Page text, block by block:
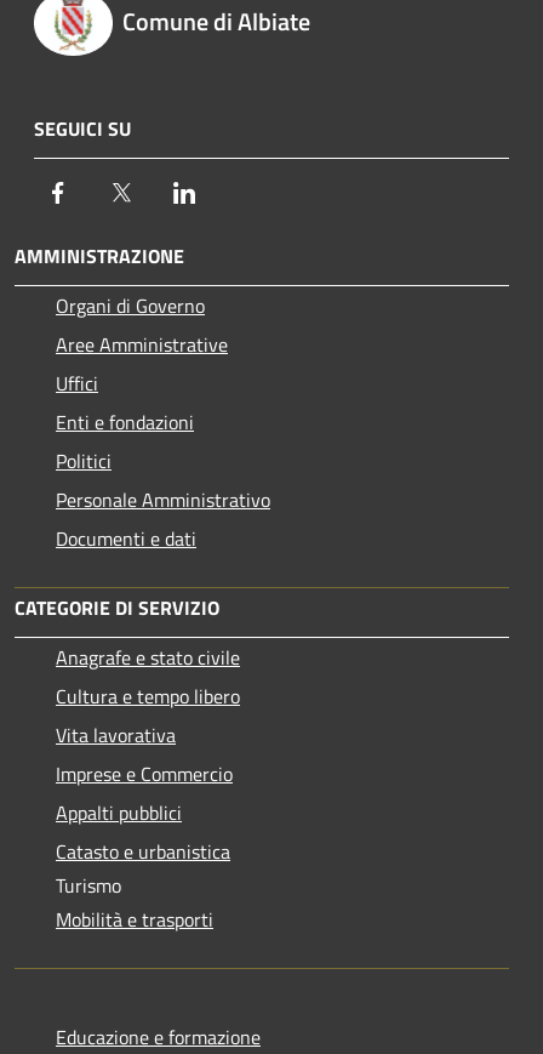
Comune di Albiate
SEGUICI SU
Facebook Twitter
AMMINISTRAZIONE
Organi di Governo
Aree Amministrative
Uffici
Enti e fondazioni
Politici
Personale Amministrativo
Documenti e dati
CATEGORIE DI SERVIZIO
Anagrafe e stato civile
Cultura e tempo libero
Vita lavorativa
Imprese e Commercio
Appalti pubblici
Catasto e urbanistica
Turismo
Mobilità e trasporti
Educazione e formazione